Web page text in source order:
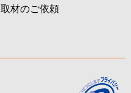
取材のご依頼